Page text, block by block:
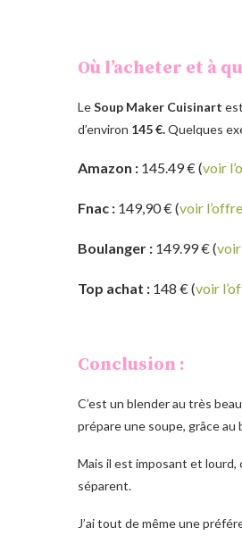
Où l’acheter et à
LeSoup Maker Cuisinart
d’environ 145 €.Quelques
Amazon : 145.49 € (voir
Fnac : 149,90 € (voir l’offre
Boulanger : 149.99 € (voir
Top achat : 148 € (voir
Conclusion :
C’est un blender au très
prépare une soupe, grâce au
Mais il est imposant et lourd,
séparent.
J’ai tout de même une